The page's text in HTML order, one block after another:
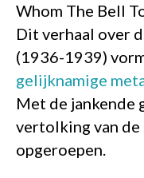
Whom The Bell
Dit verhaal over
(1936-1939)
gelijknamige
Met de jankende
vertolking van
opgeroepen.